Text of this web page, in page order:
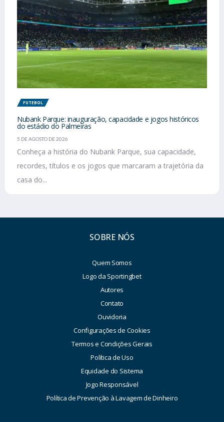
FUTEBOL
Nubank Parque: inauguração, capacidade e jogos históricos
do estádio do Palmeiras
5 DE AGOSTO DE 2026
Conheça a história do Nubank Parque, sua capacidade,
recordes, títulos e os jogos que marcaram a trajetória da
casa do...
SOBRE NÓS
Quem Somos
Logo da Sportingbet
Autores
Contato
Ouvidoria
Configurações de Cookies
Termos e Condições Gerais
Política de Uso
Equidade do Sistema
Jogo Responsável
Política de Prevenção à Lavagem de Dinheiro